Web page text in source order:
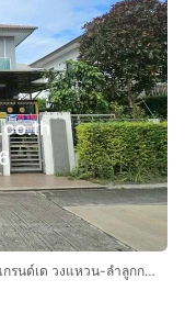
บ้านเดี่ยว 2 ชั้น 73.1 ตร.ว. หมู่บ้านฟ้าปิยรมย์ เลคแกรนด์เด วงแหวน-ลำลูกกาคลอง7 แยกลำลูกกา-บ้านฟ้า ถนนลำลูกกา ถนนนิมิตรใหม่ ลำลูกกา ปทุมธานี